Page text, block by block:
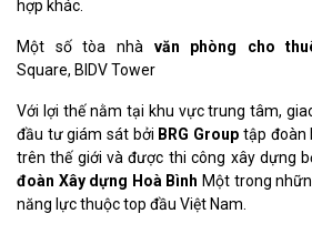
hợp khác.
Một số tòa nhà văn phòng cho
Square, BIDV Tower
Với lợi thế nằm tại khu vực trung tâm,
đầu tư giám sát bởi BRG Group tập đoàn
trên thế giới và được thi công xây dựng
đoàn Xây dựng Hoà Bình Một trong
năng lực thuộc top đầu Việt Nam.